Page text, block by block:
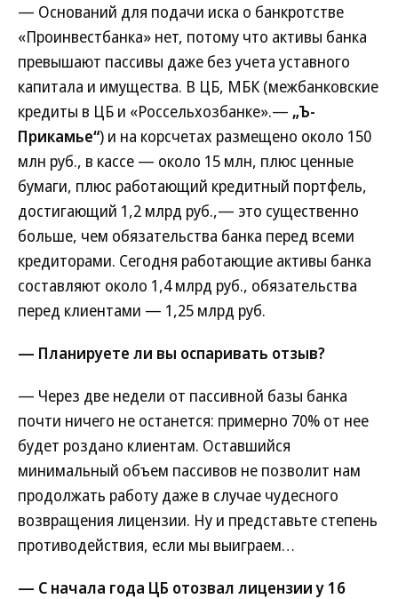
— Оснований для подачи иска о банкротстве
«Проинвестбанка» нет, потому что активы банка
превышают пассивы даже без учета уставного
капитала и имущества. В ЦБ, МБК (межбанковские
кредиты в ЦБ и «Россельхозбанке».— „Ъ-
Прикамье“) и на корсчетах размещено около 150
млн руб., в кассе — около 15 млн, плюс ценные
бумаги, плюс работающий кредитный портфель,
достигающий 1,2 млрд руб.,— это существенно
больше, чем обязательства банка перед всеми
кредиторами. Сегодня работающие активы банка
составляют около 1,4 млрд руб., обязательства
перед клиентами — 1,25 млрд руб.
— Планируете ли вы оспаривать отзыв?
— Через две недели от пассивной базы банка
почти ничего не останется: примерно 70% от нее
будет роздано клиентам. Оставшийся
минимальный объем пассивов не позволит нам
продолжать работу даже в случае чудесного
возвращения лицензии. Ну и представьте степень
противодействия, если мы выиграем…
— С начала года ЦБ отозвал лицензии у 16